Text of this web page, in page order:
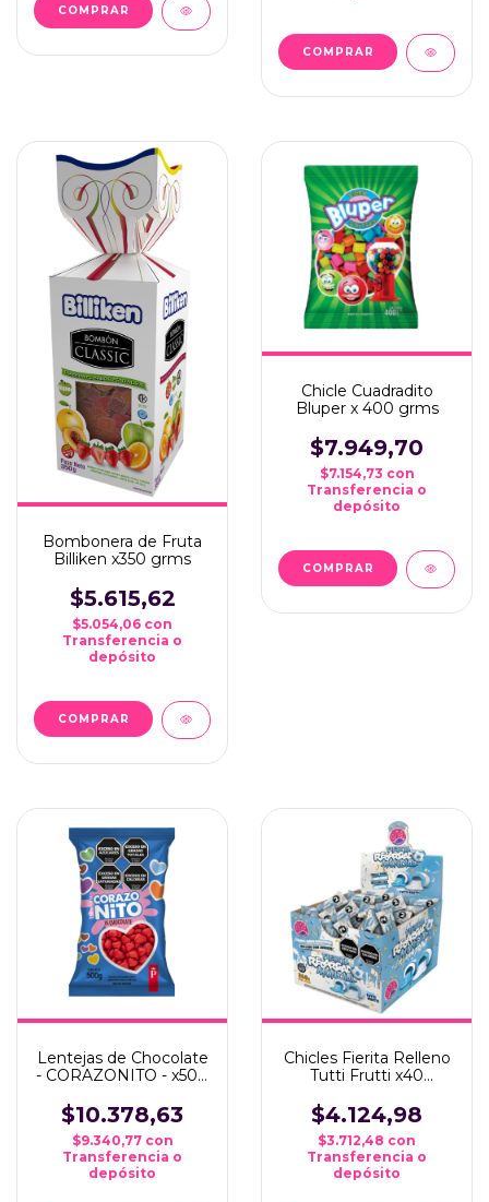
COMPRAR
Bombonera de Fruta
Billiken x350 grms
$5.615,62
$5.054,06 con
Transferencia o
depósito
Chicle Cuadradito
Bluper x 400 grms
$7.949,70
$7.154,73 con
Transferencia o
depósito
Lentejas de Chocolate
- CORAZONITO - x500
$10.378,63
$9.340,77 con
Transferencia o
depósito
Chicles Fierita Relleno
Tutti Frutti x40
$4.124,98
$3.712,48 con
Transferencia o
depósito